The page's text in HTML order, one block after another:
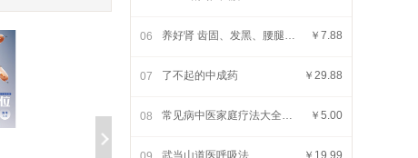
06 养好肾 齿固、发黑、腰腿不老 ￥7.88
07 了不起的中成药 ￥29.88
08 常见病中医家庭疗法大全集（新赤脚医生手册） ￥5.00
武当山道医呼吸法 ￥19.99